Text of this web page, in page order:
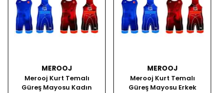
MEROOJ
Merooj Kurt Temalı
Güreş Mayosu Kadın
MEROOJ
Merooj Kurt Temalı
Güreş Mayosu Erkek